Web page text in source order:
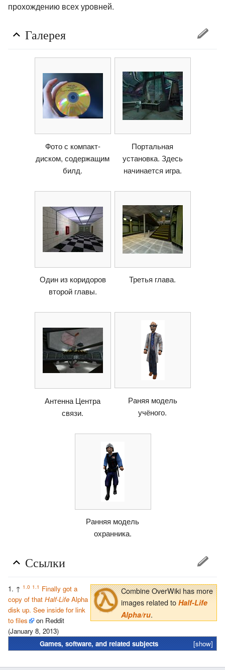
прохождению всех уровней.
Галерея
Фото с компакт-
диском, содержащим
билд.
Портальная
установка. Здесь
начинается игра.
Один из коридоров
второй главы.
Третья глава.
Антенна Центра
связи.
Раняя модель
учёного.
Ранняя модель
охранника.
Ссылки
Combine OverWiki has more
images related to Half-Life
Alpha/ru.
↑ 1.0 1.1 Finally got a
copy of that Half-Life Alpha
disk up. See inside for link
to files
on Reddit
(January 8, 2013)
[show]
Games, software, and related subjects